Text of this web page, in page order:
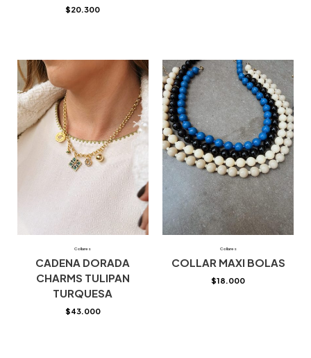
$20.300
Collares
CADENA DORADA
CHARMS TULIPAN
TURQUESA
$43.000
Collares
COLLAR MAXI BOLAS
$18.000